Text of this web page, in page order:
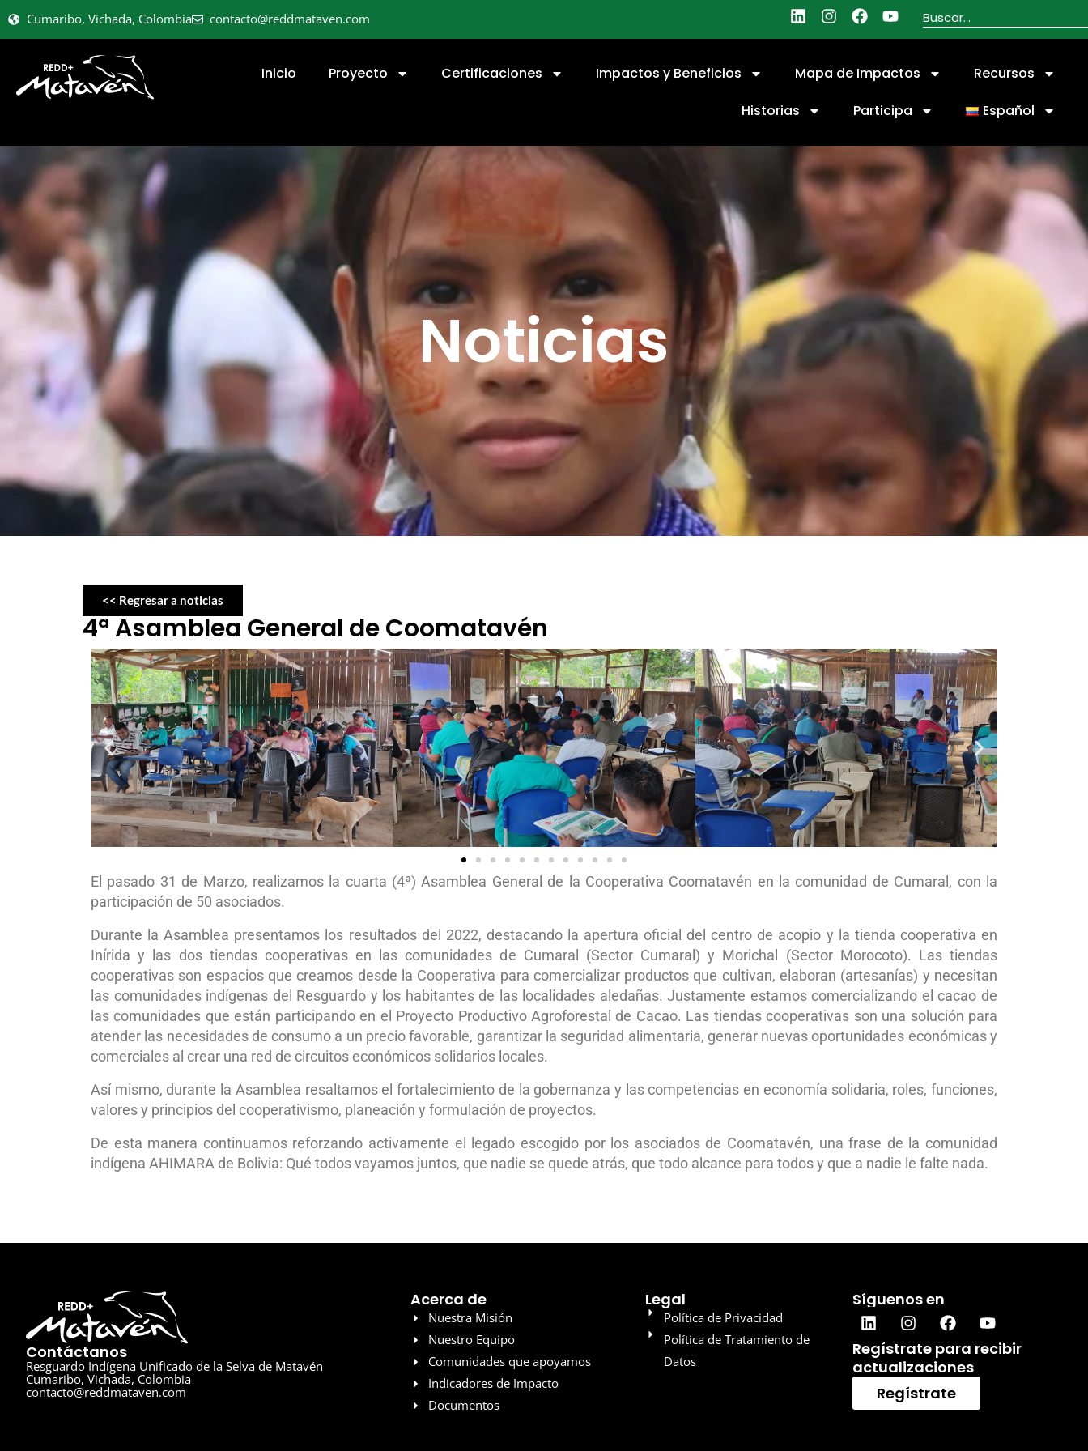
Cumaribo, Vichada, Colombia contacto@reddmataven.com
Inicio Proyecto Certificaciones Impactos y Beneficios Mapa de Impactos
Recursos
Historias
Participa Español
Noticias
<< Regresar a noticias
4ª Asamblea General de Coomatavén
El pasado 31 de Marzo, realizamos la cuarta (4ª) Asamblea General de la Cooperativa Coomatavén en la comunidad de Cumaral, con la
participación de 50 asociados.
Durante la Asamblea presentamos los resultados del 2022, destacando la apertura oficial del centro de acopio y la tienda cooperativa en
Inírida y las dos tiendas cooperativas en las comunidades de Cumaral (Sector Cumaral) y Morichal (Sector Morocoto). Las tiendas
cooperativas son espacios que creamos desde la Cooperativa para comercializar productos que cultivan, elaboran (artesanías) y necesitan
las comunidades indígenas del Resguardo y los habitantes de las localidades aledañas. Justamente estamos comercializando el cacao de
las comunidades que están participando en el Proyecto Productivo Agroforestal de Cacao. Las tiendas cooperativas son una solución para
atender las necesidades de consumo a un precio favorable, garantizar la seguridad alimentaria, generar nuevas oportunidades económicas y
comerciales al crear una red de circuitos económicos solidarios locales.
Así mismo, durante la Asamblea resaltamos el fortalecimiento de la gobernanza y las competencias en economía solidaria, roles, funciones,
valores y principios del cooperativismo, planeación y formulación de proyectos.
De esta manera continuamos reforzando activamente el legado escogido por los asociados de Coomatavén, una frase de la comunidad
indígena AHIMARA de Bolivia: Qué todos vayamos juntos, que nadie se quede atrás, que todo alcance para todos y que a nadie le falte nada.
Contáctanos
Resguardo Indígena Unificado de la Selva de Matavén
Cumaribo, Vichada, Colombia
contacto@reddmataven.com
Acerca de
Nuestra Misión
Nuestro Equipo
Comunidades que apoyamos
Indicadores de Impacto
Documentos
Legal
Política de Privacidad
Política de Tratamiento de
Datos
Síguenos en
Regístrate para recibir
actualizaciones
Regístrate